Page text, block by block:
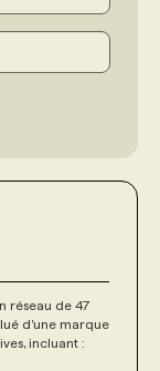
réseau de 47
d’une marque
incluant :